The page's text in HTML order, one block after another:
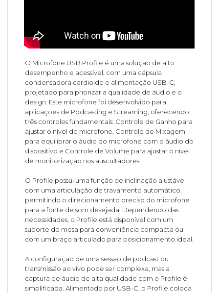
O Microfone USB Profile é uma solução de alto
desempenho e acessível, com uma cápsula
condensadora cardioide e alimentação USB-C,
projetado para priorizar a qualidade de áudio e o
design. Este microfone foi desenvolvido para
aplicações de Podcasting e Streaming, oferecendo
três controles fundamentais: Controle de Ganho para
ajustar o nível do microfone, Controle de Mixagem
para equilibrar o áudio do microfone com o áudio do
dispositivo e Controle de Volume para ajustar o nível
de monitorização nos auscultadores.
O Profile possui uma função de inclinação ajustável
com uma articulação de travamento automático,
permitindo o direcionamento preciso do microfone
para a fonte de som desejada. Dependendo das
necessidades, o Profile está disponível com um
suporte de mesa para conveniência compacta ou
com um braço articulado para posicionamento ideal.
A configuração de uma sessão de podcast ou
transmissão ao vivo pode ser complexa, mas a
captura de áudio de alta qualidade com o Profile é
simplificada. Alimentado por USB-C, o Profile coloca